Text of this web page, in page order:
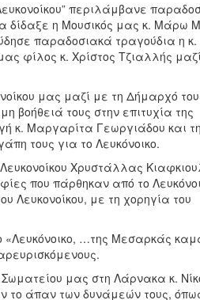
περιλάμβανε
δίδαξε η Μουσικός μας κ. Μάρω
παραδοσιακά τραγούδια η κ.
φίλος κ. Χρίστος Τζιαλλής
μας μαζί με τη Δήμαρχό
βοήθειά τους στην επιτυχία της
κ. Μαργαρίτα Γεωργιάδου και
τους για το Λευκόνοικο.
Χρυστάλλας
που πάρθηκαν από το
Λευκονοίκου, με τη χορηγία του
«Λευκόνοικο, …της Μεσαρκάς
μας στη Λάρνακα κ.
το άπαν των δυνάμεών τους,